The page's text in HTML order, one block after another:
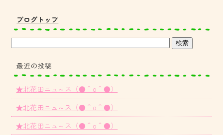
ブログトップ
最近の投稿
★北花田ニュ～ス（●＾o＾●）
★北花田ニュ～ス（●＾o＾●）
★北花田ニュ～ス（●＾o＾●）